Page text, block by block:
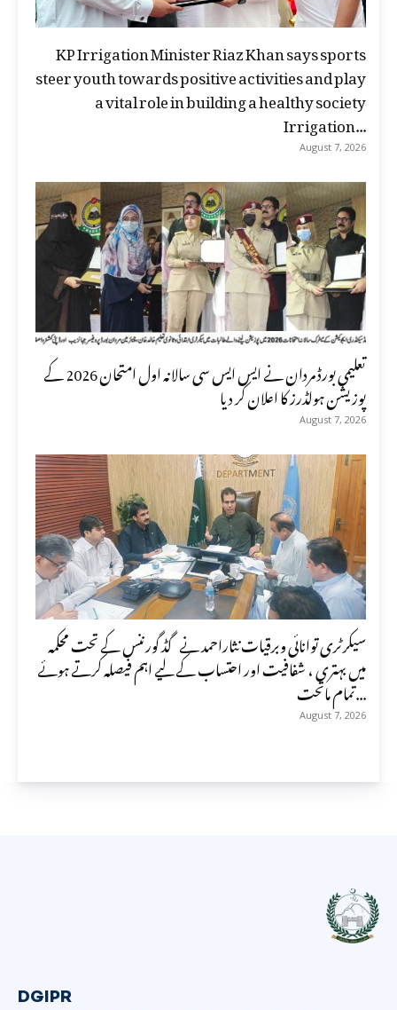
KP Irrigation Minister Riaz Khan says sports
steer youth towards positive activities and play
a vital role in building a healthy society
Irrigation...
August 7, 2026
تعلیمی بورڈ مردان نے ایس ایس سی سالانہ اول امتحان 2026 کے
پوزیشن ہولڈرز کا اعلان کر دیا
August 7, 2026
سیکرٹری توانائی وبرقیات نثاراحمد نے گڈ گورننس کے تحت محکمہ
میں بہتری ، شفافیت اور احتساب کے لیے اہم فیصلہ کرتے ہوئے
تمام ماتحت...
August 7, 2026
DGIPR